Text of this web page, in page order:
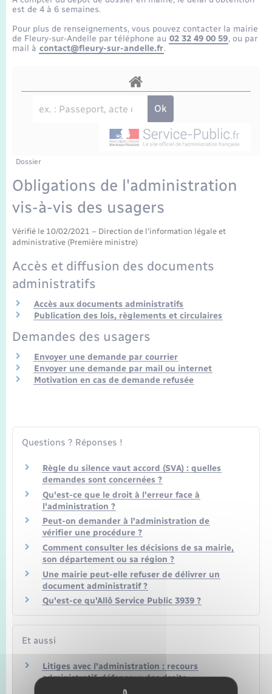
Etat-civil - Papiers - Citoyenneté
Mariage – PACS
Recensement
Loisirs
Organisation d’événement
Sécurité - Prévention
Seniors
Transports
Transports scolaires
Voirie et espace public
Travaux - Autorisation d’occupation de l’espace
public
Compétences
Présentation de la commune
La Communauté de communes
est de 4 à 6 semaines.
Pour plus de renseignements, vous pouvez contacter la mairie
de Fleury-sur-Andelle par téléphone au 02 32 49 00 59, ou par
mail à contact@fleury-sur-andelle.fr.
Dossier
Obligations de l'administration
vis-à-vis des usagers
Vérifié le 10/02/2021 – Direction de l'information légale et
administrative (Première ministre)
Accès et diffusion des documents
administratifs
Accès aux documents administratifs
Publication des lois, règlements et circulaires
Demandes des usagers
Envoyer une demande par courrier
Envoyer une demande par mail ou internet
Motivation en cas de demande refusée
Questions ? Réponses !
Règle du silence vaut accord (SVA) : quelles
demandes sont concernées ?
Qu'est-ce que le droit à l'erreur face à
l'administration ?
Peut-on demander à l'administration de
vérifier une procédure ?
Comment consulter les décisions de sa mairie,
son département ou sa région ?
Une mairie peut-elle refuser de délivrer un
document administratif ?
Qu'est-ce qu'Allô Service Public 3939 ?
Et aussi
Litiges avec l'administration : recours
administratif, défenseur des droits
Papiers – Citoyenneté – Élections